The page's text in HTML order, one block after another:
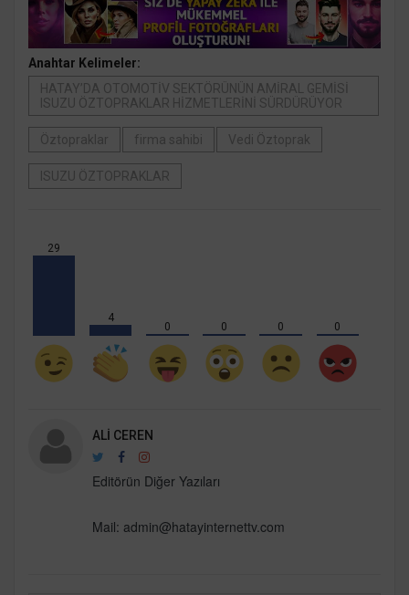
Anahtar Kelimeler:
HATAY’DA OTOMOTİV SEKTÖRÜNÜN AMİRAL GEMİSİ
ISUZU ÖZTOPRAKLAR HİZMETLERİNİ SÜRDÜRÜYOR
Öztopraklar firma sahibi Vedi Öztoprak
ISUZU ÖZTOPRAKLAR
29
4
0 0 0 0
ALI CEREN
Editörün Diğer Yazıları
Mail: admin@hatayinternettv.com